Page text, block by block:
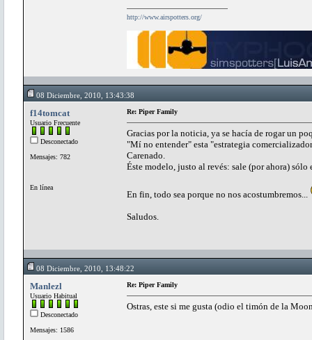
http://www.airspotters.org/
08 Diciembre, 2010, 13:43:38
f14tomcat
Usuario Frecuente
Desconectado
Mensajes: 782
En línea
Re: Piper Family
Gracias por la noticia, ya se hacía de rogar un
"Mí no entender" esta "estrategia
Carenado.
Éste modelo, justo al revés: sale (por ahora)
En fin, todo sea porque no nos acostumbremos...
Saludos.
08 Diciembre, 2010, 13:48:22
Manlezl
Usuario Habitual
Desconectado
Mensajes: 1586
Re: Piper Family
Ostras, este si me gusta (odio el timón de la